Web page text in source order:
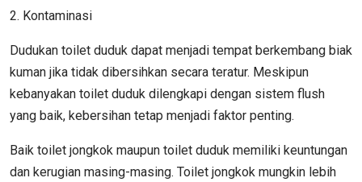
2. Kontaminasi
Dudukan toilet duduk dapat menjadi tempat berkembang biak
kuman jika tidak dibersihkan secara teratur. Meskipun
kebanyakan toilet duduk dilengkapi dengan sistem flush
yang baik, kebersihan tetap menjadi faktor penting.
Baik toilet jongkok maupun toilet duduk memiliki keuntungan
dan kerugian masing-masing. Toilet jongkok mungkin lebih